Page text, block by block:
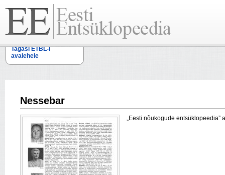
Tagasi ETBL-i
avalehele
Nessebar
„Eesti nõukogude entsüklopeedia”